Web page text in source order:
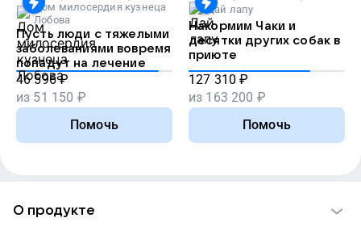
Дом милосердия кузнеца
Лобова
Пусть люди с тяжелыми
заболеваниями вовремя
попадут на лечение
46 596 ₽
из 51 150 ₽
Помочь
Дай лапу
Накормим Чаки и
десятки других собак в
приюте
127 310 ₽
из 163 200 ₽
Помочь
О продукте